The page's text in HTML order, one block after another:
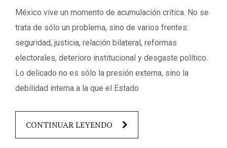
México vive un momento de acumulación crítica. No se
trata de sólo un problema, sino de varios frentes:
seguridad, justicia, relación bilateral, reformas
electorales, deterioro institucional y desgaste político.
Lo delicado no es sólo la presión externa, sino la
debilidad interna a la que el Estado
CONTINUAR LEYENDO